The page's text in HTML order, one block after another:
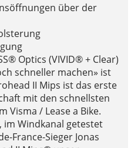
über der
Optics (VIVID® + Clear)
schneller machen» ist
II Mips ist das erste
mit den schnellsten
Visma / Lease a Bike.
im Windkanal getestet
France-Sieger Jonas